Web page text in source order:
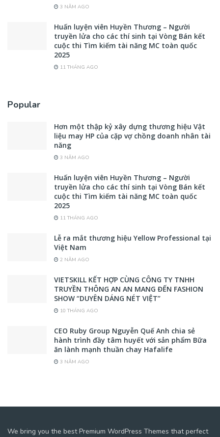
3 NĂM AGO
Huấn luyện viên Huyền Thương – Người
truyền lửa cho các thí sinh tại Vòng Bán kết
cuộc thi Tìm kiếm tài năng MC toàn quốc
2025
11 THÁNG AGO
Popular
Hơn một thập kỷ xây dựng thương hiệu Vật
liệu may HP của cặp vợ chồng doanh nhân tài
năng
3 NĂM AGO
Huấn luyện viên Huyền Thương – Người
truyền lửa cho các thí sinh tại Vòng Bán kết
cuộc thi Tìm kiếm tài năng MC toàn quốc
2025
11 THÁNG AGO
Lễ ra mắt thương hiệu Yellow Professional tại
Việt Nam
2 NĂM AGO
VIETSKILL KẾT HỢP CÙNG CÔNG TY TNHH
TRUYỀN THÔNG AN AN MANG ĐẾN FASHION
SHOW “DUYÊN DÁNG NÉT VIỆT”
10 THÁNG AGO
CEO Ruby Group Nguyễn Quế Anh chia sẻ
hành trình đầy tâm huyết với sản phẩm Bữa
ăn lành mạnh thuần chay Hafalife
3 NĂM AGO
We bring you the best Premium WordPress Themes that perfect